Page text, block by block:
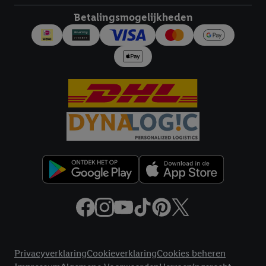
Betalingsmogelijkheden
PrivacyverklaringCookieverklaringCookies beheren
worden gebruikt.
Door op "Akkoord" te klikken, stem je in met alle verwerkingen
voor alle bovengenoemde doeleinden. Meer informatie,
inclusief over de opslagperiode van de gegevens en je recht om
jouw toestemming op elk gewenst moment in te trekken, vind je
privacyverklaring.Je vindt de impressum voor de Lidl
Klikhier voor meer informatie over de cookies die